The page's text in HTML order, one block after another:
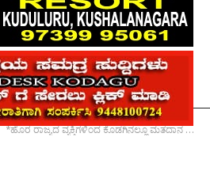
*ಹೊರ ರಾಜ್ಯದ ವ್ಯಕ್ತಿಗಳಿಂದ ಕೊಡಗಿನಲ್ಲೂ ಮತದಾನ : ದ್ವಿಮುಖ ಮತದಾರರ ಗುರುತಿನ ಚೀಟಿ ಮತ್ತು ಆಧಾರ್ ವಂಚನೆ ತಡೆಗಟ್ಟಲು ಸಿಎನ್‌ಸಿ ಆಗ್ರಹ*